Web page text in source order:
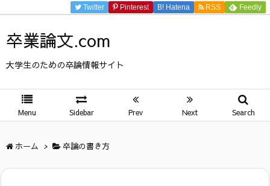
卒業論文.com
大学生のための卒論情報サイト
Menu Sidebar Prev Next Search
Twitter Pinterest B! Hatena RSS Feedly
ホーム > 卒論の書き方